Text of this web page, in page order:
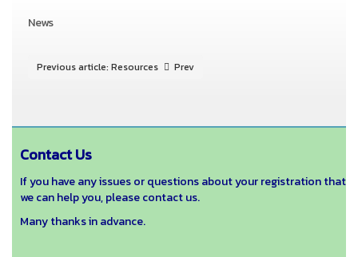
News
Previous article: Resources Prev
Contact Us
If you have any issues or questions about your registration that
we can help you, please contact us.
Many thanks in advance.